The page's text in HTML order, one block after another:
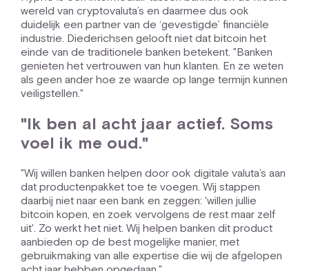
wereld van cryptovaluta’s en daarmee dus ook
duidelijk een partner van de ‘gevestigde’ financiële
industrie. Diederichsen gelooft niet dat bitcoin het
einde van de traditionele banken betekent. "Banken
genieten het vertrouwen van hun klanten. En ze weten
als geen ander hoe ze waarde op lange termijn kunnen
veiligstellen."
"Ik ben al acht jaar actief. Soms
voel ik me oud."
"Wij willen banken helpen door ook digitale valuta’s aan
dat productenpakket toe te voegen. Wij stappen
daarbij niet naar een bank en zeggen: 'willen jullie
bitcoin kopen, en zoek vervolgens de rest maar zelf
uit'. Zo werkt het niet. Wij helpen banken dit product
aanbieden op de best mogelijke manier, met
gebruikmaking van alle expertise die wij de afgelopen